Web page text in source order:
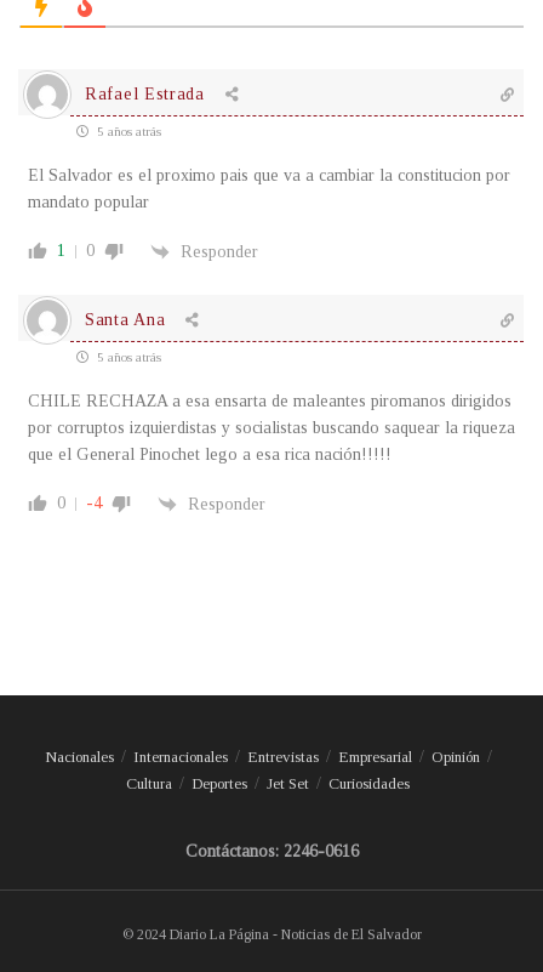
Rafael Estrada
5 años atrás
El Salvador es el proximo pais que va a cambiar la constitucion por
mandato popular
1 0 Responder
Santa Ana
5 años atrás
CHILE RECHAZA a esa ensarta de maleantes piromanos dirigidos
por corruptos izquierdistas y socialistas buscando saquear la riqueza
que el General Pinochet lego a esa rica nación!!!!!
0 -4 Responder
Nacionales Internacionales Entrevistas Empresarial
Opinión
Cultura
Deportes Jet Set Curiosidades
Contáctanos: 2246-0616
© 2024 Diario La Página - Noticias de El Salvador